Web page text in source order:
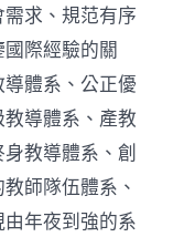
求、規范有序
際經驗的關
體系、公正優
導體系、產教
教導體系、創
師隊伍體系、
年夜到強的系